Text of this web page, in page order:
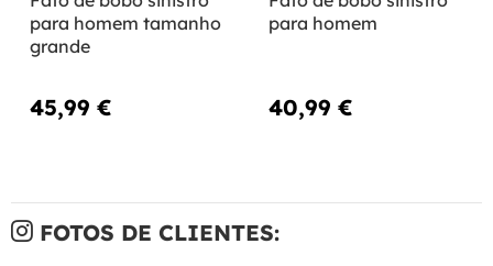
para homem tamanho
grande
45,99 €
para homem
40,99 €
FOTOS DE CLIENTES: